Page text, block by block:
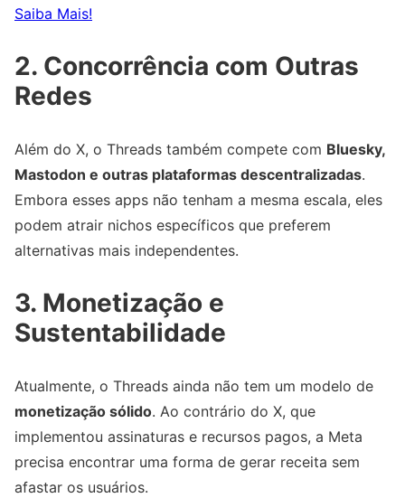
Saiba Mais!
2. Concorrência com Outras
Redes
Além do X, o Threads também compete com Bluesky,
Mastodon e outras plataformas descentralizadas.
Embora esses apps não tenham a mesma escala, eles
podem atrair nichos específicos que preferem
alternativas mais independentes.
3. Monetização e
Sustentabilidade
Atualmente, o Threads ainda não tem um modelo de
monetização sólido. Ao contrário do X, que
implementou assinaturas e recursos pagos, a Meta
precisa encontrar uma forma de gerar receita sem
afastar os usuários.